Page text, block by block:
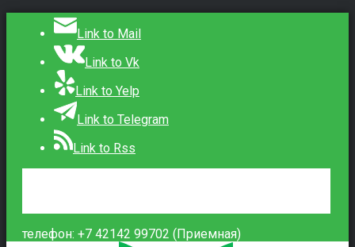
Link to Mail
Link to Vk
Link to Yelp
Link to Telegram
Link to Rss
телефон: +7 42142 99702 (Приемная)